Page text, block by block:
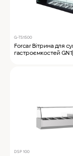
G-TS1500
Forcar Вітрина для
гастроємкостей
DSP 100